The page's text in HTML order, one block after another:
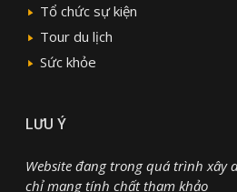
Tổ chức sự kiện
Tour du lịch
Sức khỏe
LƯU Ý
Website đang trong quá trình xây
chỉ mang tính chất tham khảo